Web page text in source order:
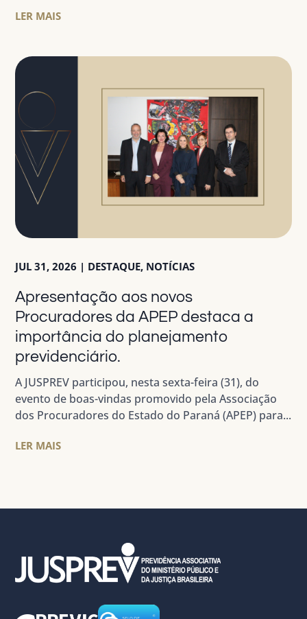
LER MAIS
Apresentação aos novos
Procuradores da APEP destaca a
importância do planejamento
previdenciário.
JUL 31, 2026 | DESTAQUE, NOTÍCIAS
A JUSPREV participou, nesta sexta-feira (31), do
evento de boas-vindas promovido pela Associação
dos Procuradores do Estado do Paraná (APEP) para...
LER MAIS